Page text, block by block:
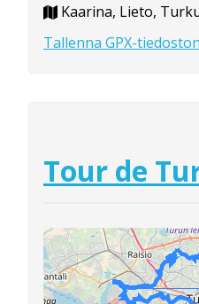
Kaarina, Lieto,
Tallenna GPX-
Tour de